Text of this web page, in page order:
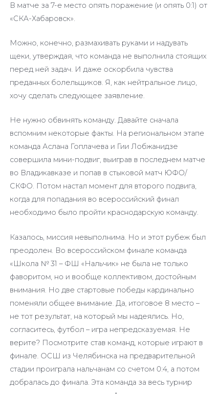
В матче за 7-е место опять поражение (и опять 0:1) от
«СКА-Хабаровск».
Можно, конечно, размахивать руками и надувать
щеки, утверждая, что команда не выполнила стоящих
перед ней задач. И даже оскорбила чувства
преданных болельщиков. Я, как нейтральное лицо,
хочу сделать следующее заявление.
Не нужно обвинять команду. Давайте сначала
вспомним некоторые факты. На региональном этапе
команда Аслана Гоплачева и Гии Лобжанидзе
совершила мини-подвиг, выиграв в последнем матче
во Владикавказе и попав в стыковой матч ЮФО/
СКФО. Потом настал момент для второго подвига,
когда для попадания во всероссийский финал
необходимо было пройти краснодарскую команду.
Казалось, миссия невыполнима. Но и этот рубеж был
преодолен. Во всероссийском финале команда
«Школа № 31 – ФШ «Нальчик» не была не только
фаворитом, но и вообще коллективом, достойным
внимания. Но две стартовые победы кардинально
поменяли общее внимание. Да, итоговое 8 место –
не тот результат, на который мы надеялись. Но,
согласитесь, футбол – игра непредсказуемая. Не
верите? Посмотрите став команд, которые играют в
финале. ОСШ из Челябинска на предварительной
стадии проиграла нальчанам со счетом 0:4, а потом
добралась до финала. Эта команда за весь турнир